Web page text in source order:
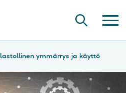
ymmärrys ja käyttö